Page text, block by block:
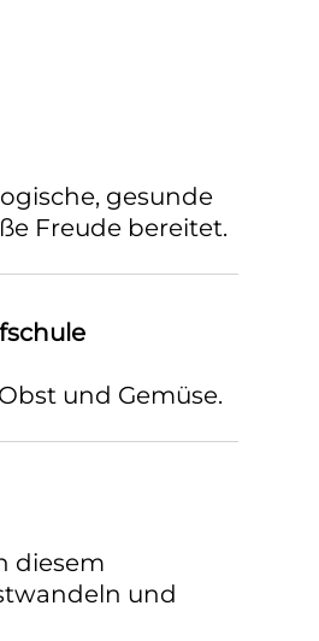
gesunde
Freude bereitet.
und Gemüse.
diesem
und